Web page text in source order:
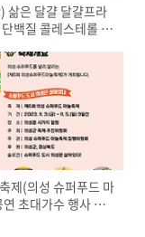
삶은 달걀 달걀프라
백질 콜레스테롤 등
제(의성 슈퍼푸드 마
초대가수 행사 일